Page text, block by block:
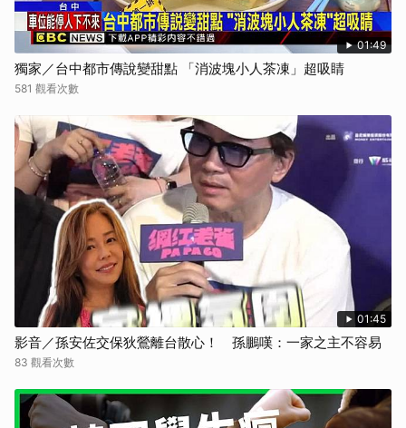
01:49
獨家／台中都市傳說變甜點 「消波塊小人茶凍」超吸睛
581 觀看次數
01:45
影音／孫安佐交保狄鶯離台散心！ 孫鵬嘆：一家之主不容易
83 觀看次數